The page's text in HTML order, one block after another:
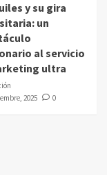
y su gira
un
al servicio
ultra
2025
0